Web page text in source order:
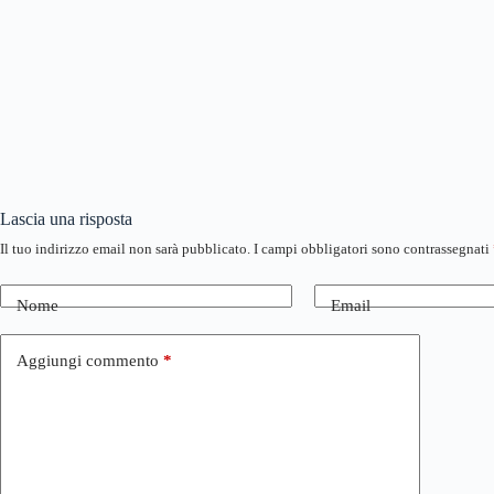
Lascia una risposta
Il tuo indirizzo email non sarà pubblicato. I campi obbligatori sono contrassegnati
Nome Email
Aggiungi commento *